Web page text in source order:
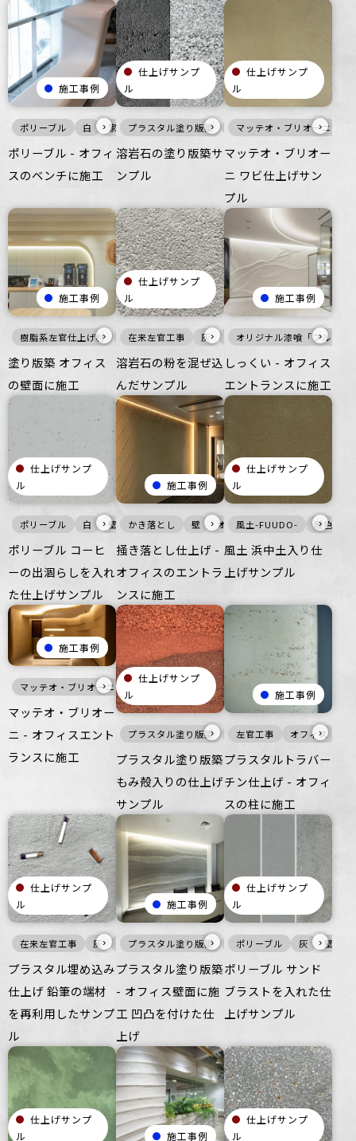
施工事例
ポリーブル 白 家具・什器 インテリア つるつる オフィス
›
ポリーブル - オフィ
スのベンチに施工
仕上げサンプ
ル
プラスタル塗り版築 白 黒 壁 家具・什器
›
溶岩石の塗り版築サ
ンプル
仕上げサンプ
ル
マッテオ・ブリオーニ
›
マッテオ・ブリオー
ニ ワビ仕上げサン
プル
施工事例
樹脂系左官仕上げ材 壁 オフィス
›
塗り版築 オフィス
の壁面に施工
仕上げサンプ
ル
在来左官工事 灰 壁 ざらざら オフィス
›
溶岩石の粉を混ぜ込
んだサンプル
施工事例
オリジナル漆喰「フルーフ
›
しっくい - オフィス
エントランスに施工
仕上げサンプ
ル
ポリーブル 白 壁 床 マット オフィス 住空間 商業空間
›
ポリーブル コーヒ
ーの出涸らしを入れ
た仕上げサンプル
施工事例
かき落とし 壁 オフィス
›
掻き落とし仕上げ -
オフィスのエントラ
ンスに施工
仕上げサンプ
ル
風土-FUUDO- 暖色
›
風土 浜中土入り仕
上げサンプル
施工事例
マッテオ・ブリオーニ 暖色 壁 オフィス
›
マッテオ・ブリオー
ニ - オフィスエント
ランスに施工
仕上げサンプ
ル
プラスタル塗り版築 赤 壁 ざらざら
›
プラスタル塗り版築
もみ殻入りの仕上げ
サンプル
施工事例
左官工事 オフィス
›
プラスタルトラバー
チン仕上げ - オフィ
スの柱に施工
仕上げサンプ
ル
在来左官工事 灰 ざらざら ビル・マンション その他
›
プラスタル埋め込み
仕上げ 鉛筆の端材
を再利用したサンプ
ル
施工事例
プラスタル塗り版築 壁 オフィス
›
プラスタル塗り版築
- オフィス壁面に施
工 凹凸を付けた仕
上げ
仕上げサンプ
ル
ポリーブル 灰 壁
›
ポリーブル サンド
ブラストを入れた仕
上げサンプル
仕上げサンプ
ル
施工事例
仕上げサンプ
ル